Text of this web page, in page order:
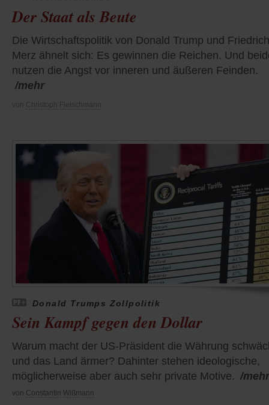
Der Staat als Beute
Die Wirtschaftspolitik von Donald Trump und Friedrich
Merz ähnelt sich: Es gewinnen die Reichen. Und
nutzen die Angst vor inneren und äußeren Feinden.
/mehr
von Christoph Fleischmann
Donald Trumps Zollpolitik
Sein Kampf gegen den Dollar
Warum macht der US-Präsident die Währung
und das Land ärmer? Dahinter stehen ideologische,
möglicherweise aber auch sehr private Motive. /mehr
von Constantin Wißmann